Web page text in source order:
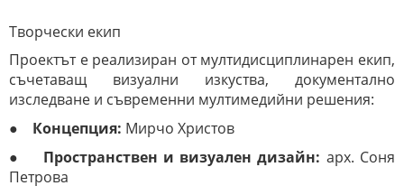
Творчески екип
Проектът е реализиран от мултидисциплинарен екип,
съчетаващ визуални изкуства, документално
изследване и съвременни мултимедийни решения:
● Концепция: Мирчо Христов
● Пространствен и визуален дизайн: арх. Соня
Петрова